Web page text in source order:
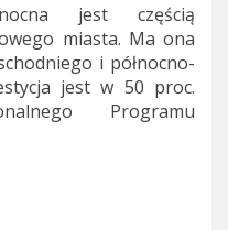
jest częścią
miasta. Ma ona
i północno-
jest w 50 proc.
Programu